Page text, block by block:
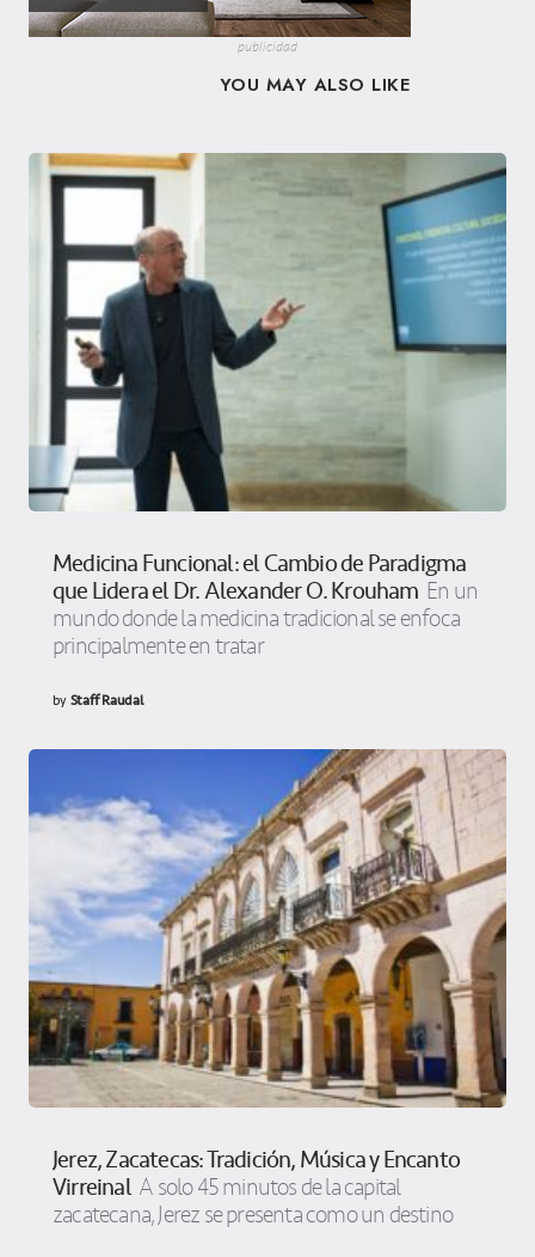
publicidad
YOU MAY ALSO LIKE
Medicina Funcional: el Cambio de Paradigma
que Lidera el Dr. Alexander O. Krouham En un
mundo donde la medicina tradicional se enfoca
principalmente en tratar
byStaff Raudal
Jerez, Zacatecas: Tradición, Música y Encanto
Virreinal A solo 45 minutos de la capital
zacatecana, Jerez se presenta como un destino